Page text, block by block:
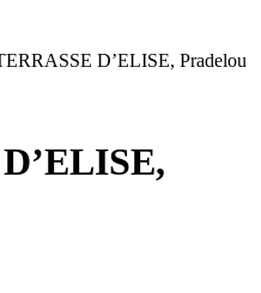
D’ELISE, Pradelou